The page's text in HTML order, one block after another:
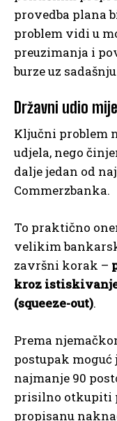
provedba plana
problem vidi u
preuzimanja i
burze uz
Državni udio
Ključni problem
udjela, nego
dalje jedan od
Commerzbanka.
To praktično
velikim
završni korak –
kroz
(squeeze-out).
Prema
postupak
najmanje 90
prisilno otkupiti
propisanu